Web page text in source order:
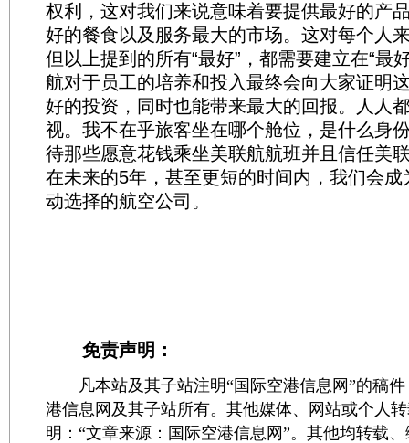
权利，这对我们来说意味着要提供最好的产
好的餐食以及服务最大的市场。这对每个人
但以上提到的所有“最好”，都需要建立在“最
航对于员工的培养和投入最终会向大家证明
好的投资，同时也能带来最大的回报。人人
视。我不在乎旅客坐在哪个舱位，是什么身
待那些愿意花钱乘坐美联航航班并且信任美
在未来的5年，甚至更短的时间内，我们会
动选择的航空公司。
免责声明：
凡本站及其子站注明“国际空港信息网”的稿件
港信息网及其子站所有。其他媒体、网站或个人
明：“文章来源：国际空港信息网”。其他均转载